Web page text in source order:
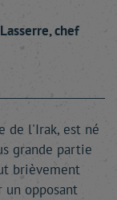
Lasserre, chef
de l'Irak, est né
grande partie
brièvement
un opposant